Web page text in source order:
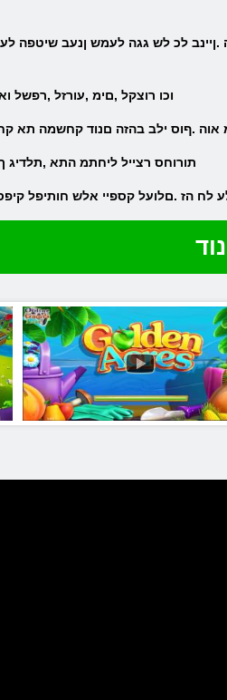
.' וכו רוצקל ,םימ ,עורזל
.תורוחס רצייל ליחתמ התא
לח הז .םלועל קספיי אלש חותיפל